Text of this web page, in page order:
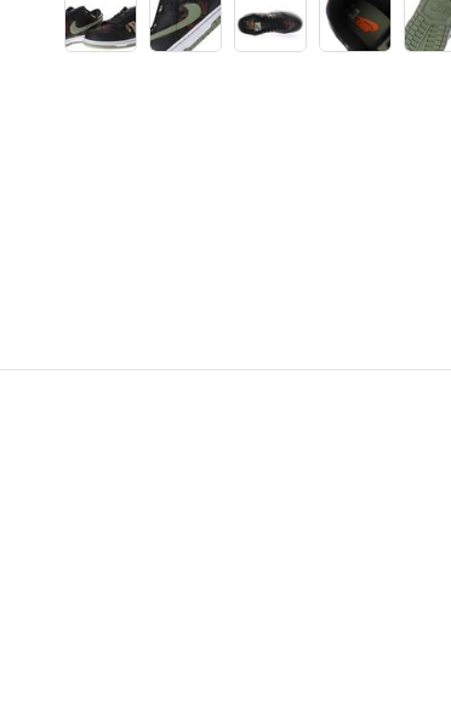
Air Jordan 5